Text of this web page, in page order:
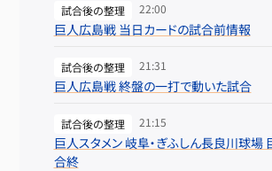
試合後の整理 22:00
巨人広島戦 当日カードの試合前情報
試合後の整理 21:31
巨人広島戦 終盤の一打で動いた試合
試合後の整理 21:15
巨人スタメン 岐阜・ぎふしん長良川球
合終